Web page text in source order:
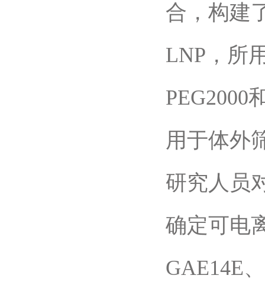
合，构建
LNP，所
PEG2000
用于体外
研究人员
确定可电
GAE14E